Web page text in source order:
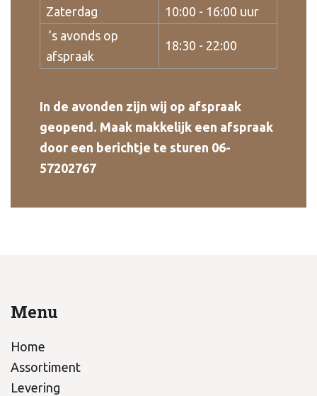
Zaterdag
10:00 - 16:00 uur
’s avonds op
afspraak
18:30 - 22:00
In de avonden zijn wij op afspraak
geopend. Maak makkelijk een afspraak
door een berichtje te sturen 06-
57202767
Menu
Home
Assortiment
Levering